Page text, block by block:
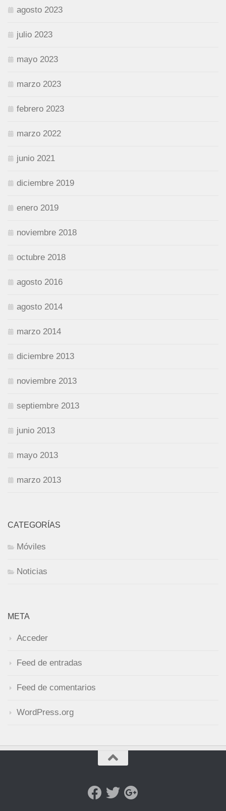
agosto 2023
julio 2023
mayo 2023
marzo 2023
febrero 2023
marzo 2022
junio 2021
diciembre 2019
enero 2019
noviembre 2018
octubre 2018
agosto 2016
agosto 2014
marzo 2014
diciembre 2013
noviembre 2013
septiembre 2013
junio 2013
mayo 2013
marzo 2013
CATEGORÍAS
Móviles
Noticias
META
Acceder
Feed de entradas
Feed de comentarios
WordPress.org